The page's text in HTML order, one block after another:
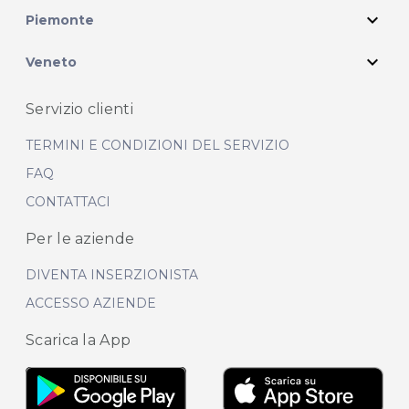
Piemonte expand_more
Veneto expand_more
Servizio clienti
TERMINI E CONDIZIONI DEL SERVIZIO
FAQ
CONTATTACI
Per le aziende
DIVENTA INSERZIONISTA
ACCESSO AZIENDE
Scarica la App